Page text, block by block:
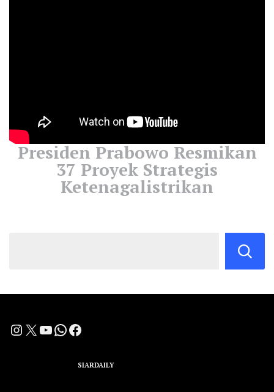
Presiden Prabowo Resmikan
37 Proyek Strategis
Ketenagalistrikan
Instagram
X YouTube
WhatsApp
Facebook
SIARDAILY